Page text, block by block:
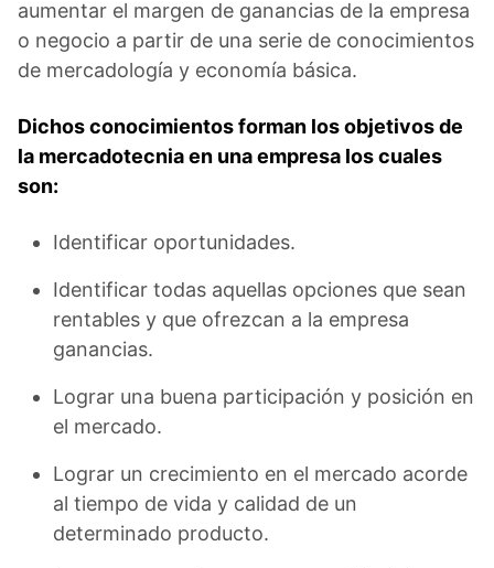
aumentar el margen de ganancias de la empresa
o negocio a partir de una serie de conocimientos
de mercadología y economía básica.
Dichos conocimientos forman los objetivos de
la mercadotecnia en una empresa los cuales
son:
Identificar oportunidades.
Identificar todas aquellas opciones que sean
rentables y que ofrezcan a la empresa
ganancias.
Lograr una buena participación y posición en
el mercado.
Lograr un crecimiento en el mercado acorde
al tiempo de vida y calidad de un
determinado producto.